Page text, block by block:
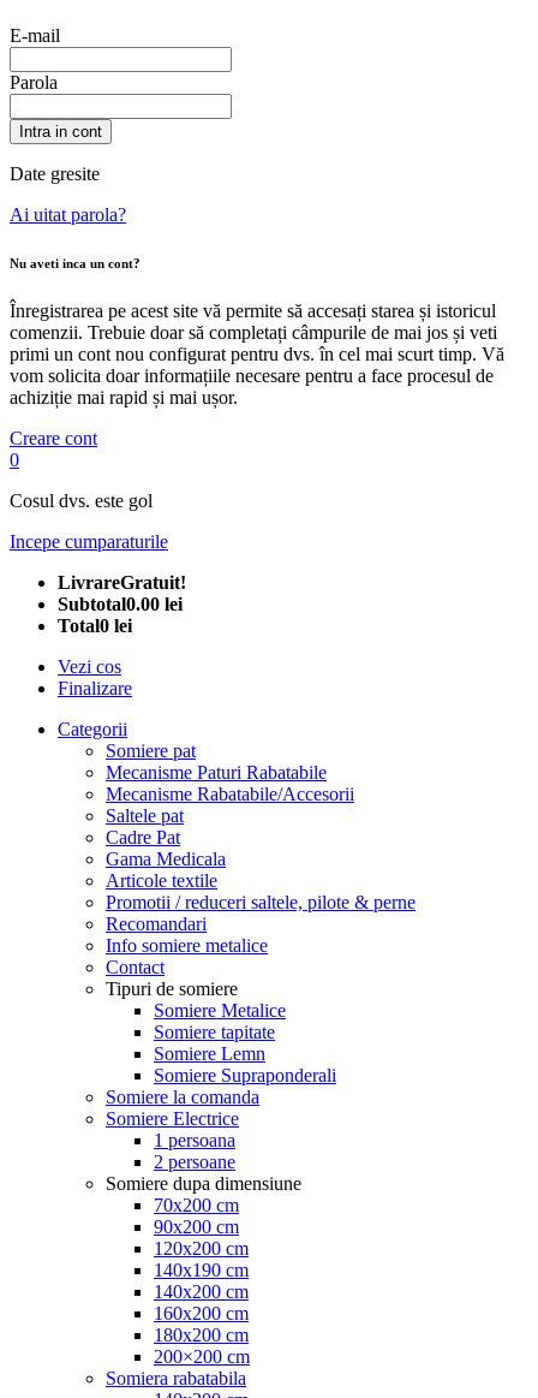
E-mail
Parola
Intra in cont
Date gresite
Ai uitat parola?
Nu aveti inca un cont?
Înregistrarea pe acest site vă permite să accesați starea și istoricul
comenzii. Trebuie doar să completați câmpurile de mai jos și veti
primi un cont nou configurat pentru dvs. în cel mai scurt timp. Vă
vom solicita doar informațiile necesare pentru a face procesul de
achiziție mai rapid și mai ușor.
Creare cont
0
Cosul dvs. este gol
Incepe cumparaturile
LivrareGratuit!
Subtotal0.00 lei
Total0 lei
Vezi cos
Finalizare
Categorii
Somiere pat
Mecanisme Paturi Rabatabile
Mecanisme Rabatabile/Accesorii
Saltele pat
Cadre Pat
Gama Medicala
Articole textile
Promotii / reduceri saltele, pilote & perne
Recomandari
Info somiere metalice
Contact
Tipuri de somiere
Somiere Metalice
Somiere tapitate
Somiere Lemn
Somiere Supraponderali
Somiere la comanda
Somiere Electrice
1 persoana
2 persoane
Somiere dupa dimensiune
70x200 cm
90x200 cm
120x200 cm
140x190 cm
140x200 cm
160x200 cm
180x200 cm
200×200 cm
Somiera rabatabila